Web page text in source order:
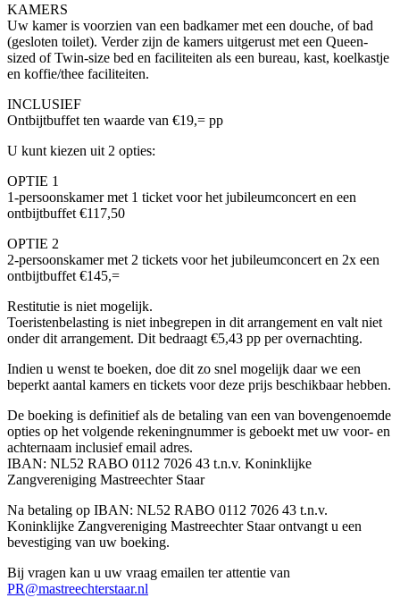
KAMERS
Uw kamer is voorzien van een badkamer met een douche, of bad
(gesloten toilet). Verder zijn de kamers uitgerust met een Queen-
sized of Twin-size bed en faciliteiten als een bureau, kast, koelkastje
en koffie/thee faciliteiten.
INCLUSIEF
Ontbijtbuffet ten waarde van €19,= pp
U kunt kiezen uit 2 opties:
OPTIE 1
1-persoonskamer met 1 ticket voor het jubileumconcert en een
ontbijtbuffet €117,50
OPTIE 2
2-persoonskamer met 2 tickets voor het jubileumconcert en 2x een
ontbijtbuffet €145,=
Restitutie is niet mogelijk.
Toeristenbelasting is niet inbegrepen in dit arrangement en valt niet
onder dit arrangement. Dit bedraagt €5,43 pp per overnachting.
Indien u wenst te boeken, doe dit zo snel mogelijk daar we een
beperkt aantal kamers en tickets voor deze prijs beschikbaar hebben.
De boeking is definitief als de betaling van een van bovengenoemde
opties op het volgende rekeningnummer is geboekt met uw voor- en
achternaam inclusief email adres.
IBAN: NL52 RABO 0112 7026 43 t.n.v. Koninklijke
Zangvereniging Mastreechter Staar
Na betaling op IBAN: NL52 RABO 0112 7026 43 t.n.v.
Koninklijke Zangvereniging Mastreechter Staar ontvangt u een
bevestiging van uw boeking.
Bij vragen kan u uw vraag emailen ter attentie van
PR@mastreechterstaar.nl